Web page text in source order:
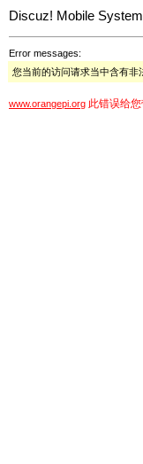
Discuz! Mobile
Error messages:
您当前的访问请求当中含有非
www.orangepi.org 此错误给